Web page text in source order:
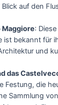
auf den
Maggiore:
ist bekannt für
und
das
Festung, die
Sammlung